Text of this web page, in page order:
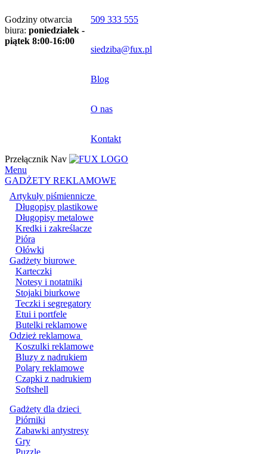
Godziny otwarcia
biura: poniedziałek -
piątek 8:00-16:00
509 333 555
siedziba@fux.pl
Blog
O nas
Kontakt
Przełącznik Nav
Menu
GADŻETY REKLAMOWE
Artykuły piśmiennicze
Długopisy plastikowe
Długopisy metalowe
Kredki i zakreślacze
Pióra
Ołówki
Gadżety biurowe
Karteczki
Notesy i notatniki
Stojaki biurkowe
Teczki i segregatory
Etui i portfele
Butelki reklamowe
Odzież reklamowa
Koszulki reklamowe
Bluzy z nadrukiem
Polary reklamowe
Czapki z nadrukiem
Softshell
Gadżety dla dzieci
Piórniki
Zabawki antystresy
Gry
Puzzle